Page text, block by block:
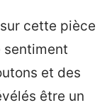
cette pièce
sentiment
et des
être un